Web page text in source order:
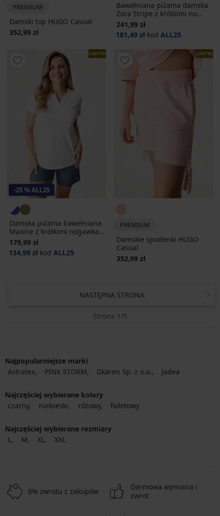
PREMIUM
Damski top HUGO Casual
352,99 zł
Bawełniana piżama damska
Zora Stripe z krótkimi no...
241,99 zł
181,49 zł kod ALL25
LIMITED
-25 % ALL25
Damska piżama bawełniana
Maxine z krótkimi nogawka...
179,99 zł
134,99 zł kod ALL25
LIMITED
PREMIUM
Damskie spodenki HUGO
Casual
352,99 zł
NASTĘPNA STRONA
Strona 1/5
Najpopularniejsze marki
Astratex
PINK STORM Dkaren Sp. z o.o. Jadea
Najczęściej wybierane kolory
czarny
niebieski różowy fioletowy
Najczęściej wybierane rozmiary
L
M XL XXL
8% zwrotu z zakupów
Darmowa wymiana i
zwrot